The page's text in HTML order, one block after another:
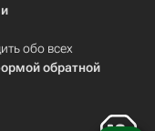
обо всех
обратной